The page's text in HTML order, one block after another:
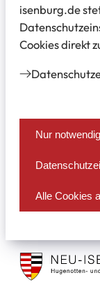
isenburg.de
Cookies direkt
Nur
Alle Cookies
Stadt
Neu
Isenburg